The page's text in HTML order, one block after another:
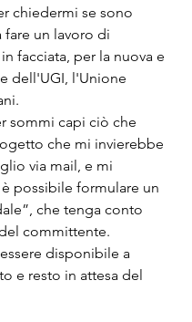
chiedermi se sono
un lavoro di
facciata, per la nuova e
dell'UGI, l'Unione
sommi capi ciò che
che mi invierebbe
via mail, e mi
possibile formulare un
che tenga conto
committente.
disponibile a
e resto in attesa del